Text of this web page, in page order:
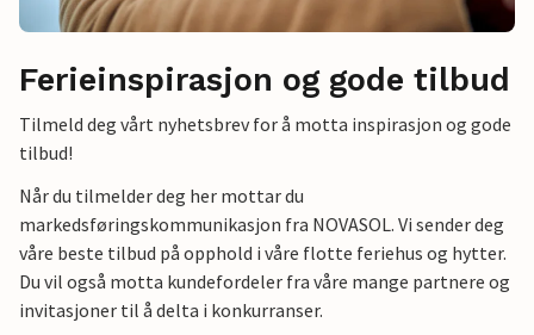
Ferieinspirasjon og gode tilbud
Tilmeld deg vårt nyhetsbrev for å motta inspirasjon og gode
tilbud!
Når du tilmelder deg her mottar du
markedsføringskommunikasjon fra NOVASOL. Vi sender deg
våre beste tilbud på opphold i våre flotte feriehus og hytter.
Du vil også motta kundefordeler fra våre mange partnere og
invitasjoner til å delta i konkurranser.